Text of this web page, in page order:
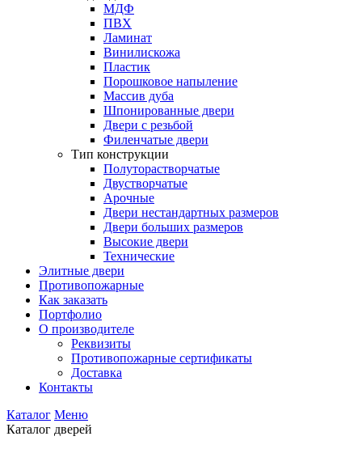
МДФ
ПВХ
Ламинат
Винилискожа
Пластик
Порошковое напыление
Массив дуба
Шпонированные двери
Двери с резьбой
Филенчатые двери
Тип конструкции
Полуторастворчатые
Двустворчатые
Арочные
Двери нестандартных размеров
Двери больших размеров
Высокие двери
Технические
Элитные двери
Противопожарные
Как заказать
Портфолио
О производителе
Реквизиты
Противопожарные сертификаты
Доставка
Контакты
Каталог Меню
Каталог дверей